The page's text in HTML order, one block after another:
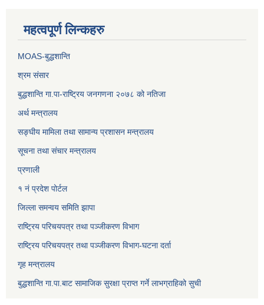
महत्वपूर्ण लिन्कहरु
MOAS-बुद्धशान्ति
श्रम संसार
बुद्धशान्ति गा.पा-राष्ट्रिय जनगणना २०७८ को नतिजा
अर्थ मन्त्रालय
सङ्‍घीय मामिला तथा सामान्य प्रशासन मन्त्रालय
सूचना तथा संचार मन्त्रालय
प्रणाली
१ नं प्रदेश पोर्टल
जिल्ला समन्वय समिति झापा
राष्ट्रिय परिचयपत्र तथा पञ्जीकरण विभाग
राष्ट्रिय परिचयपत्र तथा पञ्जीकरण विभाग-घटना दर्ता
गृह मन्त्रालय
बुद्धशान्ति गा.पा.बाट सामाजिक सुरक्षा प्राप्त गर्ने लाभग्राहिको सुची